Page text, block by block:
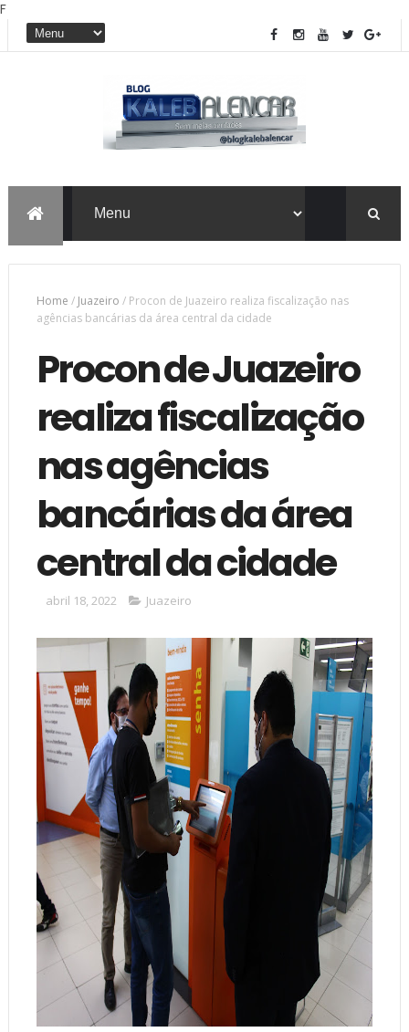
F
Home / Juazeiro / Procon de Juazeiro realiza fiscalização nas
agências bancárias da área central da cidade
Procon de Juazeiro
realiza fiscalização
nas agências
bancárias da área
central da cidade
abril 18, 2022 Juazeiro